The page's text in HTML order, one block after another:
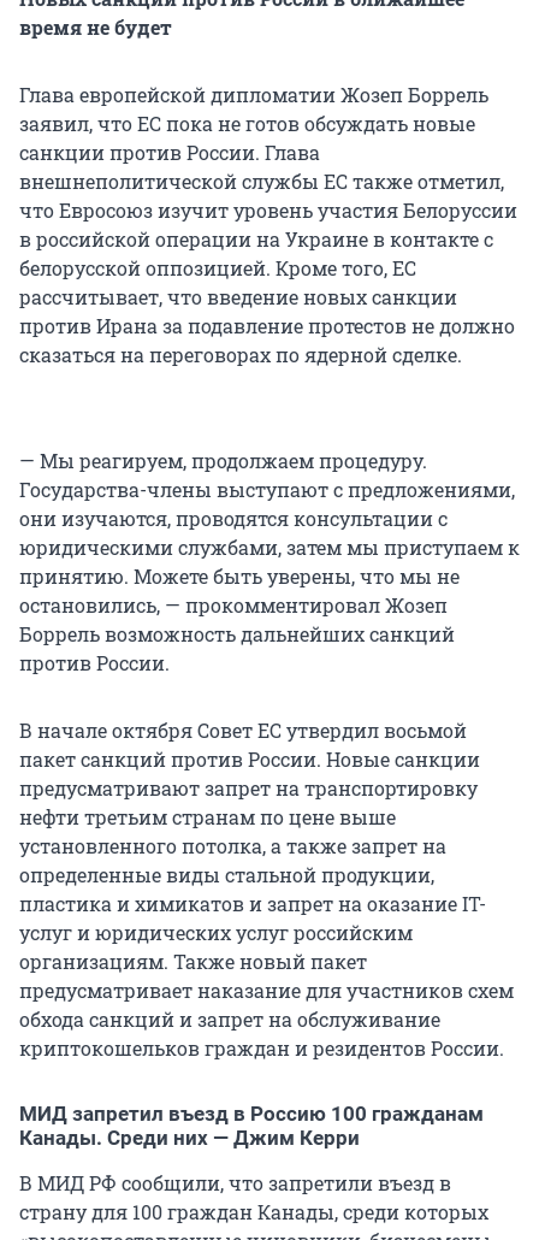
время не будет
Глава европейской дипломатии Жозеп Боррель
заявил, что ЕС пока не готов обсуждать новые
санкции против России. Глава
внешнеполитической службы ЕС также отметил,
что Евросоюз изучит уровень участия Белоруссии
в российской операции на Украине в контакте с
белорусской оппозицией. Кроме того, ЕС
рассчитывает, что введение новых санкции
против Ирана за подавление протестов не должно
сказаться на переговорах по ядерной сделке.
— Мы реагируем, продолжаем процедуру.
Государства-члены выступают с предложениями,
они изучаются, проводятся консультации с
юридическими службами, затем мы приступаем к
принятию. Можете быть уверены, что мы не
остановились, — прокомментировал Жозеп
Боррель возможность дальнейших санкций
против России.
В начале октября Совет ЕС утвердил восьмой
пакет санкций против России. Новые санкции
предусматривают запрет на транспортировку
нефти третьим странам по цене выше
установленного потолка, а также запрет на
определенные виды стальной продукции,
пластика и химикатов и запрет на оказание IT-
услуг и юридических услуг российским
организациям. Также новый пакет
предусматривает наказание для участников схем
обхода санкций и запрет на обслуживание
криптокошельков граждан и резидентов России.
МИД запретил въезд в Россию 100 гражданам
Канады. Среди них — Джим Керри
В МИД РФ сообщили, что запретили въезд в
страну для 100 граждан Канады, среди которых